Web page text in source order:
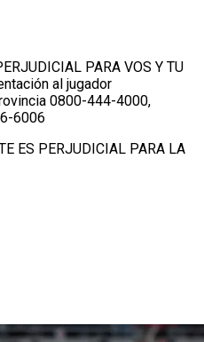
PARA VOS Y TU
al jugador
0800-444-4000,
6006
ES PERJUDICIAL PARA LA